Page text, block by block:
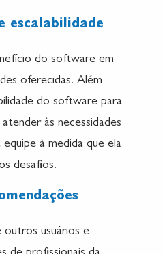
escalabilidade
do software em
oferecidas. Além
do software para
às necessidades
à medida que ela
desafios.
outros usuários e